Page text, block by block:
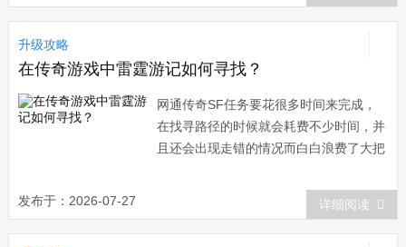
升级攻略
在传奇游戏中雷霆游记如何寻找？
网通传奇SF任务要花很多时间来完成，
在找寻路径的时候就会耗费不少时间，并
且还会出现走错的情况而白白浪费了大把
发布于：2026-07-27 详细阅读